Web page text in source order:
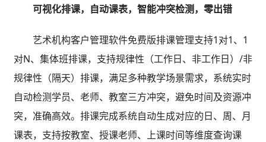
可视化排课，自动课表，智能冲突检测，零出错
艺术机构客户管理软件免费版排课管理支持1对1、1
对N、集体班排课，支持规律性（工作日、非工作日）/非
规律性（隔天）排课，满足多种教学场景需求，系统实时
自动检测学员、老师、教室三方冲突，避免时间及资源冲
突，准确高效。排课完成系统自动生成对应的日、周、月
课表，支持按教室、授课老师、上课时间等维度查询课